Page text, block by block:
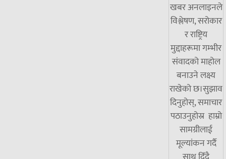
खबर अनलाइनले
विश्लेषण, सरोकार
र राष्ट्रिय
मुद्दाहरूमा गम्भीर
संवादको माहोल
बनाउने लक्ष्य
राखेको छ।सुझाव
दिनुहोस्, समाचार
पठाउनुहोस्र हाम्रो
सामग्रीलाई
मूल्यांकन गर्दै